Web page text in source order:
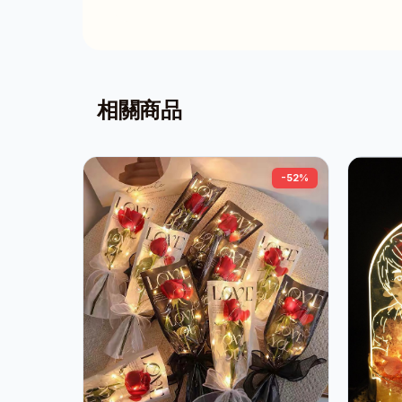
相關商品
-52%